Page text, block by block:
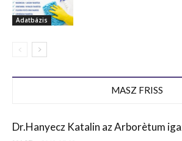
Adatbázis
MASZ FRISS
Dr.Hanyecz Katalin az Arborètum